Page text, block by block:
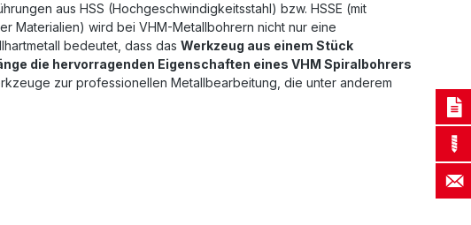
aus HSS (Hochgeschwindigkeitsstahl) bzw. HSSE (mit
Materialien) wird bei VHM-Metallbohrern nicht nur eine
bedeutet, dass das Werkzeug aus einem Stück
die hervorragenden Eigenschaften eines VHM Spiralbohrers
zur professionellen Metallbearbeitung, die unter anderem